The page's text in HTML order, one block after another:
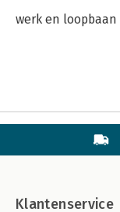
werk en loopbaan
Klantenservice